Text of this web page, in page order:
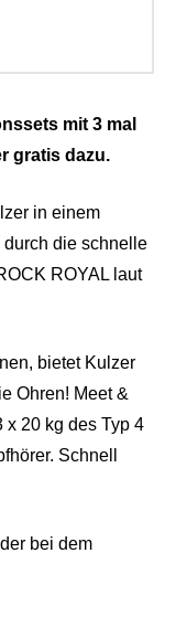
mit 3 mal
gratis dazu.
in einem
durch die schnelle
ROYAL laut
bietet Kulzer
Ohren! Meet &
x 20 kg des Typ 4
Schnell
bei dem